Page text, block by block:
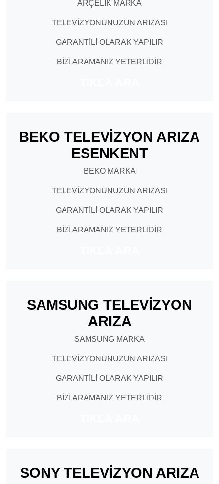
ARÇELİK MARKA
TELEVİZYONUNUZUN ARIZASI
GARANTİLİ OLARAK YAPILIR
BİZİ ARAMANIZ YETERLİDİR
BEKO TELEVİZYON ARIZA
ESENKENT
BEKO MARKA
TELEVİZYONUNUZUN ARIZASI
GARANTİLİ OLARAK YAPILIR
BİZİ ARAMANIZ YETERLİDİR
SAMSUNG TELEVİZYON
ARIZA
SAMSUNG MARKA
TELEVİZYONUNUZUN ARIZASI
GARANTİLİ OLARAK YAPILIR
BİZİ ARAMANIZ YETERLİDİR
SONY TELEVİZYON ARIZA